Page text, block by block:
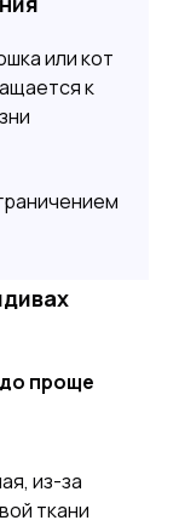
или кот
к
проще
из-за
ткани